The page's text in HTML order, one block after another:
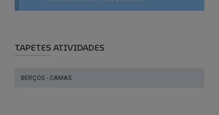
TAPETES ATIVIDADES
BERÇOS - CAMAS